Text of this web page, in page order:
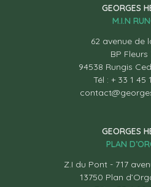
GEORGES
M.I.N
62 avenue de
BP Fleurs
94538 Rungis
Tél : + 33 1 45
GEORGES
PLAN
Z.I du Pont - 717
13750 Plan